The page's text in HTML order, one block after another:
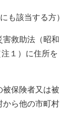
も該当する方）
救助法（昭和
１）に住所を
保険者又は被
ら他の市町村